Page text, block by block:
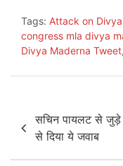
a
c
e
b
o
k
w
itt
er
h
at
s
A
p
Tags: Attack on
congress mla divya
Divya Maderna Tweet,
Post
navigation
सचिन पायलट से जुड़े
से दिया ये जवाब